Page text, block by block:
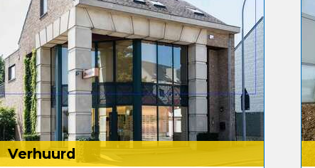
Verhuurd